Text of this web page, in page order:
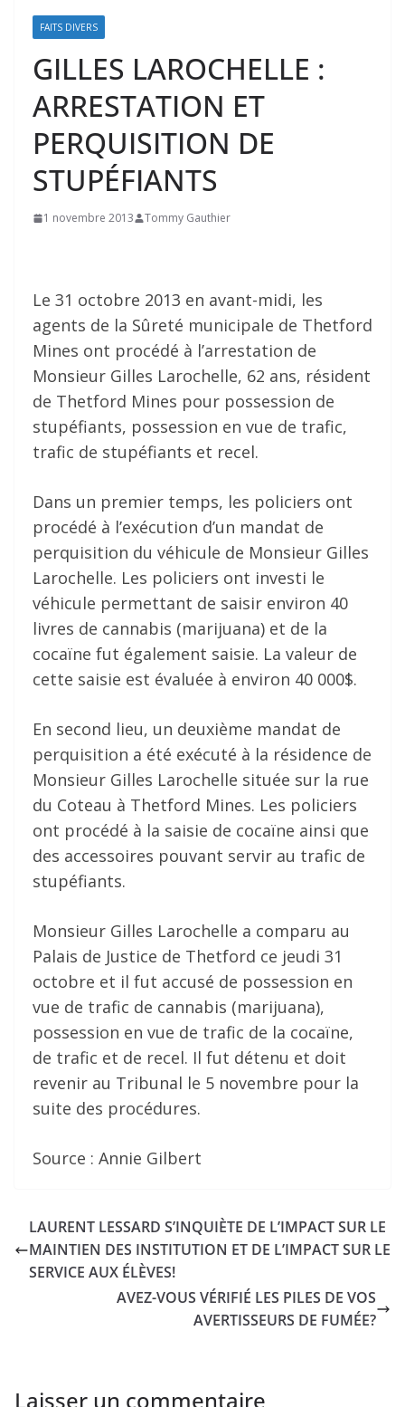
FAITS DIVERS
GILLES LAROCHELLE :
ARRESTATION ET
PERQUISITION DE
STUPÉFIANTS
1 novembre 2013 Tommy Gauthier
Le 31 octobre 2013 en avant-midi, les
agents de la Sûreté municipale de Thetford
Mines ont procédé à l’arrestation de
Monsieur Gilles Larochelle, 62 ans, résident
de Thetford Mines pour possession de
stupéfiants, possession en vue de trafic,
trafic de stupéfiants et recel.
Dans un premier temps, les policiers ont
procédé à l’exécution d’un mandat de
perquisition du véhicule de Monsieur Gilles
Larochelle. Les policiers ont investi le
véhicule permettant de saisir environ 40
livres de cannabis (marijuana) et de la
cocaïne fut également saisie. La valeur de
cette saisie est évaluée à environ 40 000$.
En second lieu, un deuxième mandat de
perquisition a été exécuté à la résidence de
Monsieur Gilles Larochelle située sur la rue
du Coteau à Thetford Mines. Les policiers
ont procédé à la saisie de cocaïne ainsi que
des accessoires pouvant servir au trafic de
stupéfiants.
Monsieur Gilles Larochelle a comparu au
Palais de Justice de Thetford ce jeudi 31
octobre et il fut accusé de possession en
vue de trafic de cannabis (marijuana),
possession en vue de trafic de la cocaïne,
de trafic et de recel. Il fut détenu et doit
revenir au Tribunal le 5 novembre pour la
suite des procédures.
Source : Annie Gilbert
LAURENT LESSARD S’INQUIÈTE DE L’IMPACT SUR LE
MAINTIEN DES INSTITUTION ET DE L’IMPACT SUR LE
SERVICE AUX ÉLÈVES!
AVEZ-VOUS VÉRIFIÉ LES PILES DE VOS
AVERTISSEURS DE FUMÉE?
Laisser un commentaire